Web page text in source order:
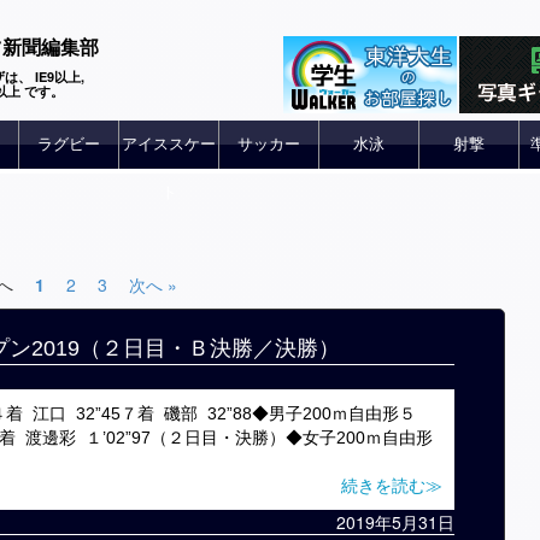
聞編集部
、 IE9以上,
です。
ラグビー アイススケー サッカー 水泳 射撃
1 2 3 次へ »
2019（２日目・Ｂ決勝／決勝）
江口 32”45７着 磯部 32”88◆男子200ｍ自由形５
渡邊彩 １’02”97（２日目・決勝）◆女子200ｍ自由形
続きを読む≫
2019年5月31日